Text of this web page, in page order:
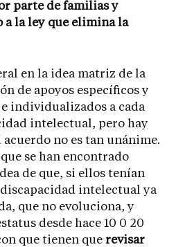
parte de familias y
a la ley que elimina la
en la idea matriz de la
de apoyos específicos y
individualizados a cada
intelectual, pero hay
acuerdo no es tan unánime.
se han encontrado
de que, si ellos tenían
intelectual ya
que no evoluciona, y
desde hace 10 0 20
que tienen que revisar